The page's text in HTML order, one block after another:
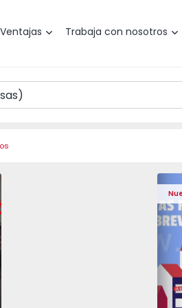
Ventajas Trabaja con nosotros
Pedrouços - 1575536 - 7
T3 Maia, Pedrouços - 1575536 -
Apartamento T3 Maia, Pedrouços -
Apartamento T3 Maia,